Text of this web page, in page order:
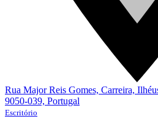
Rua Major Reis Gomes, Carreira,
9050-039, Portugal
Escritório